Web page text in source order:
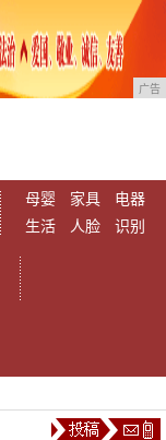
广告
母婴 家具
电器
生活
人脸 识别